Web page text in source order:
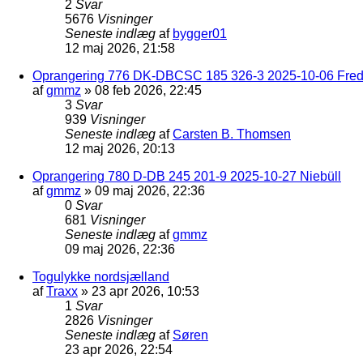
2 Svar
5676 Visninger
Seneste indlæg af bygger01
12 maj 2026, 21:58
Oprangering 776 DK-DBCSC 185 326-3 2025-10-06
afgmmz » 08 feb 2026, 22:45
3 Svar
939 Visninger
Seneste indlæg afCarsten B. Thomsen
12 maj 2026, 20:13
Oprangering 780 D-DB 245 201-9 2025-10-27 Niebüll
afgmmz » 09 maj 2026, 22:36
0 Svar
681 Visninger
Seneste indlæg afgmmz
09 maj 2026, 22:36
Togulykke nordsjælland
afTraxx » 23 apr 2026, 10:53
1 Svar
2826 Visninger
Seneste indlæg af Søren
23 apr 2026, 22:54